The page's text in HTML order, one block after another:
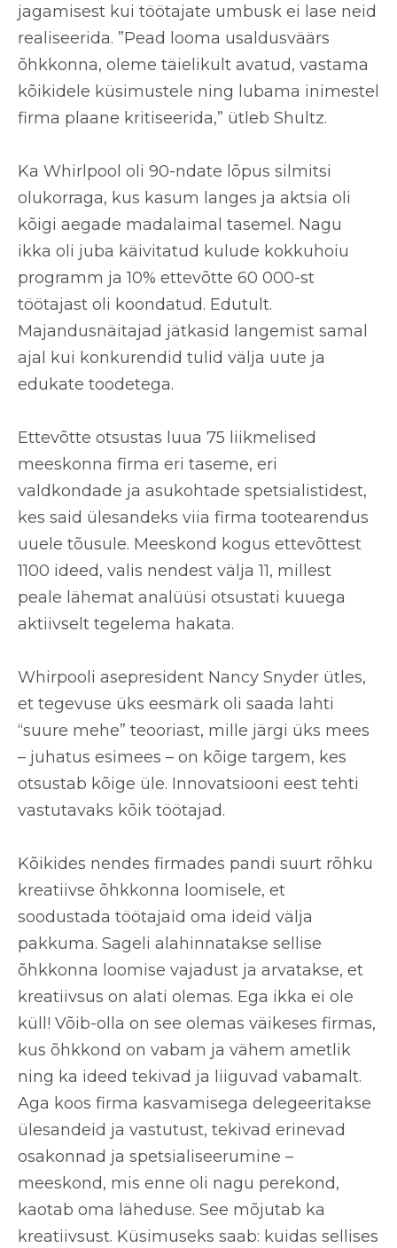
jagamisest kui töötajate umbusk ei lase neid
realiseerida. ”Pead looma usaldusväärs
õhkkonna, oleme täielikult avatud, vastama
kõikidele küsimustele ning lubama inimestel
firma plaane kritiseerida,” ütleb Shultz.
Ka Whirlpool oli 90-ndate lõpus silmitsi
olukorraga, kus kasum langes ja aktsia oli
kõigi aegade madalaimal tasemel. Nagu
ikka oli juba käivitatud kulude kokkuhoiu
programm ja 10% ettevõtte 60 000-st
töötajast oli koondatud. Edutult.
Majandusnäitajad jätkasid langemist samal
ajal kui konkurendid tulid välja uute ja
edukate toodetega.
Ettevõtte otsustas luua 75 liikmelised
meeskonna firma eri taseme, eri
valdkondade ja asukohtade spetsialistidest,
kes said ülesandeks viia firma tootearendus
uuele tõusule. Meeskond kogus ettevõttest
1100 ideed, valis nendest välja11, millest
peale lähemat analüüsi otsustati kuuega
aktiivselt tegelema hakata.
Whirpooli asepresident Nancy Snyder ütles,
et tegevuse üks eesmärk oli saada lahti
“suure mehe” teooriast, mille järgi üks mees
– juhatus esimees – on kõige targem, kes
otsustab kõige üle. Innovatsiooni eest tehti
vastutavaks kõik töötajad.
Kõikides nendes firmades pandi suurt rõhku
kreatiivse õhkkonna loomisele, et
soodustada töötajaid oma ideid välja
pakkuma. Sageli alahinnatakse sellise
õhkkonna loomise vajadust ja arvatakse, et
kreatiivsus on alati olemas. Ega ikka ei ole
küll! Võib-olla on see olemas väikeses firmas,
kus õhkkond on vabam ja vähem ametlik
ning ka ideed tekivad ja liiguvad vabamalt.
Aga koos firma kasvamisega delegeeritakse
ülesandeid ja vastutust, tekivad erinevad
osakonnad ja spetsialiseerumine –
meeskond, mis enne oli nagu perekond,
kaotab oma läheduse. See mõjutab ka
kreatiivsust. Küsimuseks saab: kuidas sellises